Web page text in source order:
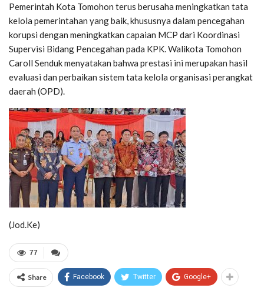
Pemerintah Kota Tomohon terus berusaha meningkatkan tata
kelola pemerintahan yang baik, khususnya dalam pencegahan
korupsi dengan meningkatkan capaian MCP dari Koordinasi
Supervisi Bidang Pencegahan pada KPK. Walikota Tomohon
Caroll Senduk menyatakan bahwa prestasi ini merupakan hasil
evaluasi dan perbaikan sistem tata kelola organisasi perangkat
daerah (OPD).
(Jod.Ke)
77
Share Facebook Twitter Google+